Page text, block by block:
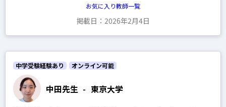
お気に入り教師一覧
掲載日：2026年2月4日
中田先生 - 東京大学
中学受験経験あり オンライン可能